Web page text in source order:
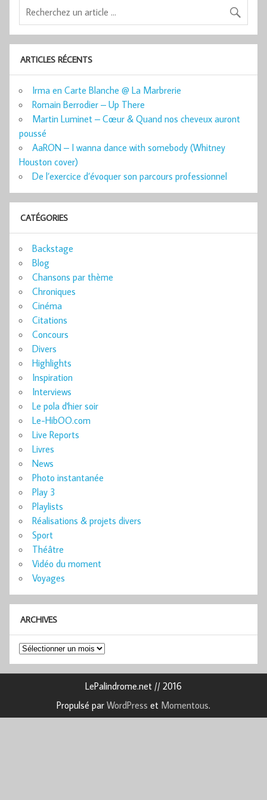
ARTICLES RÉCENTS
Irma en Carte Blanche @ La Marbrerie
Romain Berrodier – Up There
Martin Luminet – Cœur & Quand nos cheveux auront
poussé
AaRON – I wanna dance with somebody (Whitney
Houston cover)
De l’exercice d’évoquer son parcours professionnel
CATÉGORIES
Backstage
Blog
Chansons par thème
Chroniques
Cinéma
Citations
Concours
Divers
Highlights
Inspiration
Interviews
Le pola d'hier soir
Le-HibOO.com
Live Reports
Livres
News
Photo instantanée
Play 3
Playlists
Réalisations & projets divers
Sport
Théâtre
Vidéo du moment
Voyages
ARCHIVES
Archives
LePalindrome.net // 2016
Propulsé par WordPress et Momentous.